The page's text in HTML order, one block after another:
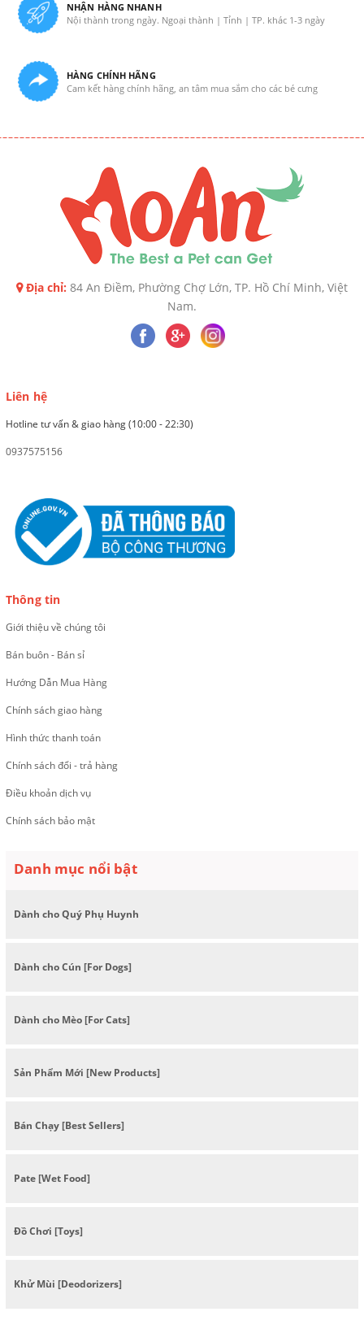
NHẬN HÀNG NHANH
Nội thành trong ngày. Ngoại thành | Tỉnh | TP. khác 1-3 ngày
HÀNG CHÍNH HÃNG
Cam kết hàng chính hãng, an tâm mua sắm cho các bé cưng
Địa chỉ: 84 An Điềm, Phường Chợ Lớn, TP. Hồ Chí Minh, Việt
Nam.
Liên hệ
Hotline tư vấn & giao hàng (10:00 - 22:30)
0937575156
Thông tin
Giới thiệu về chúng tôi
Bán buôn - Bán sỉ
Hướng Dẫn Mua Hàng
Chính sách giao hàng
Hình thức thanh toán
Chính sách đổi - trả hàng
Điều khoản dịch vụ
Chính sách bảo mật
Danh mục nổi bật
Dành cho Quý Phụ Huynh
Dành cho Cún [For Dogs]
Dành cho Mèo [For Cats]
Sản Phẩm Mới [New Products]
Bán Chạy [Best Sellers]
Pate [Wet Food]
Đồ Chơi [Toys]
Khử Mùi [Deodorizers]